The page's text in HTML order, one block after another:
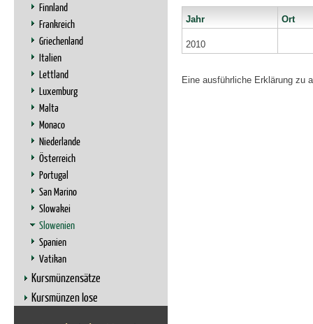
Finnland
Frankreich
Griechenland
Italien
Lettland
Luxemburg
Malta
Monaco
Niederlande
Österreich
Portugal
San Marino
Slowakei
Slowenien
Spanien
Vatikan
Kursmünzensätze
Kursmünzen lose
Jahr Ort
2010
Eine ausführliche Erklärung zu